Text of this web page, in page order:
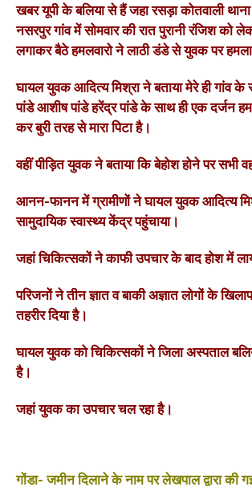
खबर यूपी के बलिया से हैं जहा रसड़ा कोतवाली थाना
नसरपुर गांव में सोमवार की रात पुरानी रंजिश को
लगाकर बैठे हमलवारो ने लाठी डंडे से युवक पर
घायल युवक आदित्य मिश्रा ने बताया मेरे ही गांव के
पांडे आशीष पांडे हरेंद्र पांडे के साथ ही एक दर्जन
कर बुरी तरह से मारा पिटा है।
वहीं पीड़ित युवक ने बताया कि बेहोश होने पर सभी
आनन-फानन में ग्रामीणों ने घायल युवक आदित्य
सामुदायिक स्वास्थ्य केंद्र पहुंचाया।
जहां चिकित्सकों ने काफी उपचार के बाद होश में
परिजनों ने तीन ज्ञात व बाकी अज्ञात लोगों के
तहरीर दिया है।
घायल युवक को चिकित्सकों ने जिला अस्पताल
है।
जहां युवक का उपचार चल रहा है।
गोंडा- जमीन दिलाने के नाम पर लेखपाल द्वारा की